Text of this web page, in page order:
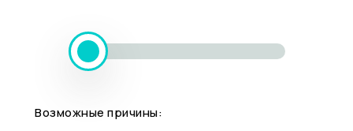
Возможные причины: